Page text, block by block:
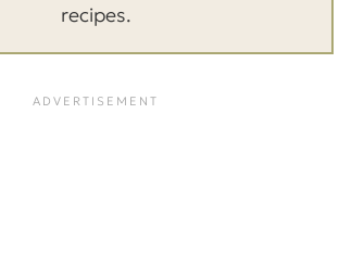
recipes.